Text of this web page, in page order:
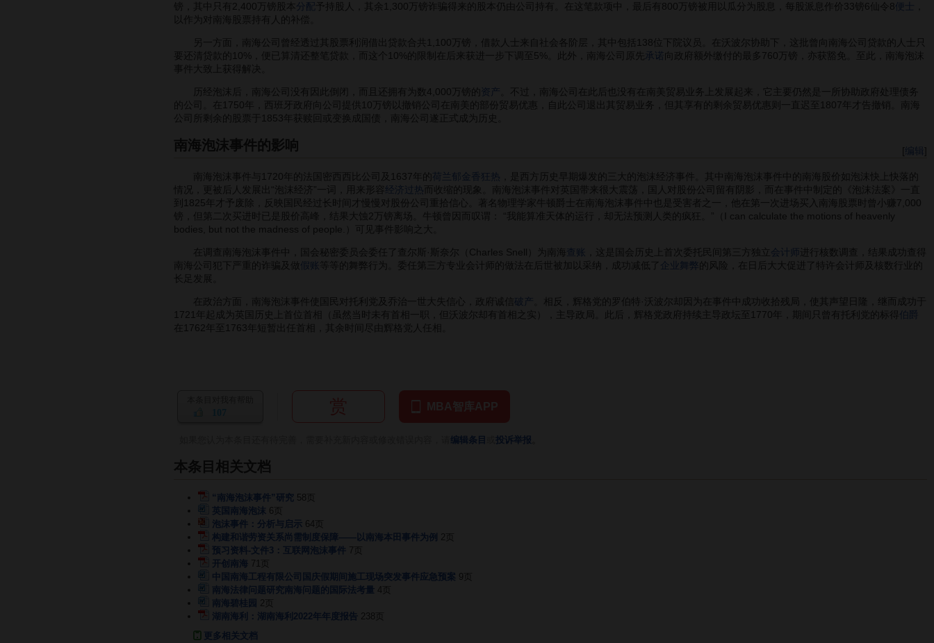
镑，其中只有2,400万镑股本 分配 予持股人，其余1,300万镑诈骗得来的股本仍由公司持有。在这笔款项中，最后有800万镑被用以瓜分为股息，每股派息作价33镑6仙令8便士
以作为对南海股票持有人的补偿。
另一方面，南海公司曾经透过其股票利润借出贷款合共1,100万镑，借款人士来自社会各阶层，其中包括138位下院议员。在沃波尔协助下，这批曾向南海公司贷款的人士只
要还清贷款的10%，便已算清还整笔贷款，而这个10%的限制在后来获进一步下调至5%。此外，南海公司原先 承诺 向政府额外缴付的最多760万镑，亦获豁免。至此，南海泡沫
事件大致上获得解决。
历经泡沫后，南海公司没有因此倒闭，而且还拥有为数4,000万镑的 资产
。不过，南海公司在此后也没有在南美贸易业务上发展起来，它主要仍然是一所协助政府处理债务
的公司。在1750年，西班牙政府向公司提供10万镑以撤销公司在南美的部份贸易优惠，自此公司退出其贸易业务，但其享有的剩余贸易优惠则一直迟至1807年才告撤销。南海
公司所剩余的股票于1853年获赎回或变换成国债，南海公司遂正式成为历史。
[编辑
南海泡沫事件的影响
南海泡沫事件与1720年的法国密西西比公司及1637年的 荷兰郁金香狂热 ，是西方历史早期爆发的三大的泡沫经济事件。其中南海泡沫事件中的南海股价如泡沫快上快落的
情况，更被后人发展出“泡沫经济”一词，用来形容 经济过热 而收缩的现象。南海泡沫事件对英国带来很大震荡，国人对股份公司留有阴影，而在事件中制定的《泡沫法案》一直
到1825年才予废除，反映国民经过长时间才慢慢对股份公司重拾信心。著名物理学家牛顿爵士在南海泡沫事件中也是受害者之一，他在第一次进场买入南海股票时曾小赚7,000
镑，但第二次买进时已是股价高峰，结果大蚀2万镑离场。牛顿曾因而叹谓： “我能算准天体的运行，却无法预测人类的疯狂。”（I can calculate the motions of heavenly
bodies, but not the madness of people.）可见事件影响之大。
在调查南海泡沫事件中，国会秘密委员会委任了查尔斯·斯奈尔（Charles Snell）为南海 查账 ，这是国会历史上首次委托民间第三方独立 会计师
进行核数调查，结果成功查得
南海公司犯下严重的诈骗及做
假账 等等的舞弊行为。委任第三方专业会计师的做法在后世被加以采纳，成功减低了 企业舞弊 的风险，在日后大大促进了特许会计师及核数行业的
长足发展。
在政治方面，南海泡沫事件使国民对托利党及乔治一世大失信心，政府诚信 破产
。相反，辉格党的罗伯特·沃波尔却因为在事件中成功收拾残局，使其声望日隆，继而成功于
1721年起成为英国历史上首位首相（虽然当时未有首相一职，但沃波尔却有首相之实），主导政局。此后，辉格党政府持续主导政坛至1770年，期间只曾有托利党的标得 伯爵
在1762年至1763年短暂出任首相，其余时间尽由辉格党人任相。
107
编辑条目 投诉举报
本条目相关文档
“南海泡沫事件”研究 58页
英国南海泡沫
泡沫事件：分析与启示
构建和谐劳资关系尚需制度保障——以南海本田事件为例 2页
预习资料-文件3：互联网泡沫事件 7页
开创南海 71页
中国南海工程有限公司国庆假期间施工现场突发事件应急预案
南海法律问题研究南海问题的国际法考量
南海碧桂园 2页
湖南海利：湖南海利2022年年度报告 238页
更多相关文档